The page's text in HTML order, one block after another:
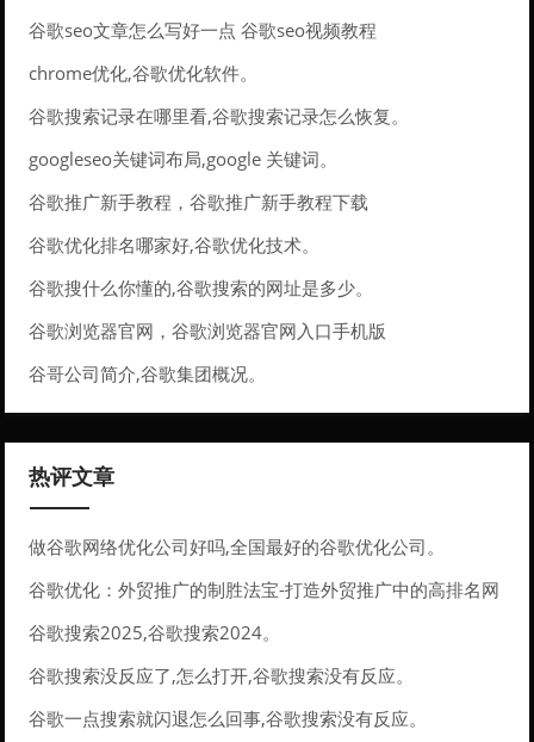
谷歌seo文章怎么写好一点 谷歌seo视频教程
chrome优化,谷歌优化软件。
谷歌搜索记录在哪里看,谷歌搜索记录怎么恢复。
googleseo关键词布局,google 关键词。
谷歌推广新手教程，谷歌推广新手教程下载
谷歌优化排名哪家好,谷歌优化技术。
谷歌搜什么你懂的,谷歌搜索的网址是多少。
谷歌浏览器官网，谷歌浏览器官网入口手机版
谷哥公司简介,谷歌集团概况。
热评文章
做谷歌网络优化公司好吗,全国最好的谷歌优化公司。
谷歌优化：外贸推广的制胜法宝-打造外贸推广中的高排名网
站
谷歌搜索2025,谷歌搜索2024。
谷歌搜索没反应了,怎么打开,谷歌搜索没有反应。
谷歌一点搜索就闪退怎么回事,谷歌搜索没有反应。